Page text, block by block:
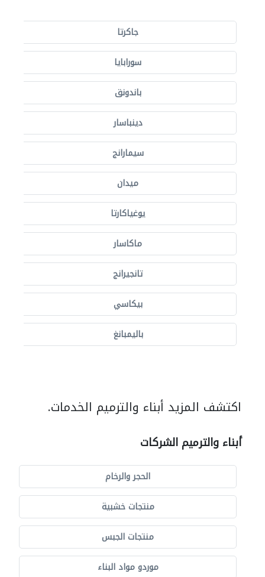
جاكرتا
سورابايا
باندونق
دينباسار
سيمارانج
ميدان
يوغياكارتا
ماكاسار
تانجيرانج
بيكاسي
باليمبانغ
اكتشف المزيد أبناء والترميم الخدمات.
أبناء والترميم الشركات
الحجر والرخام
منتجات خشبية
منتجات الجبس
موردو مواد البناء